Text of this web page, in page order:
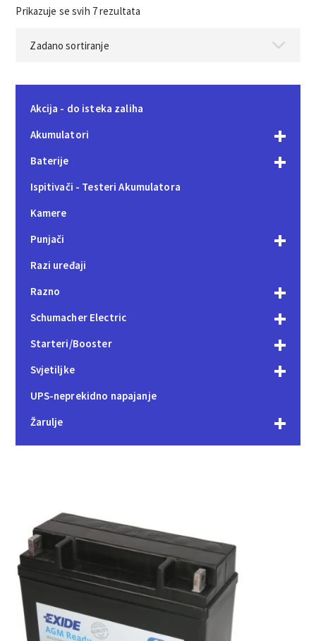
Prikazuje se svih 7 rezultata
Akcija - do isteka zaliha
Akumulatori
Baterije
Ispitivači - Testeri Akumulatora
Kamere
Punjači
Razi uređaji
Razno
Schumacher Electric
Starteri/Booster
Svjetiljke
UPS-neprekidno napajanje
Žarulje